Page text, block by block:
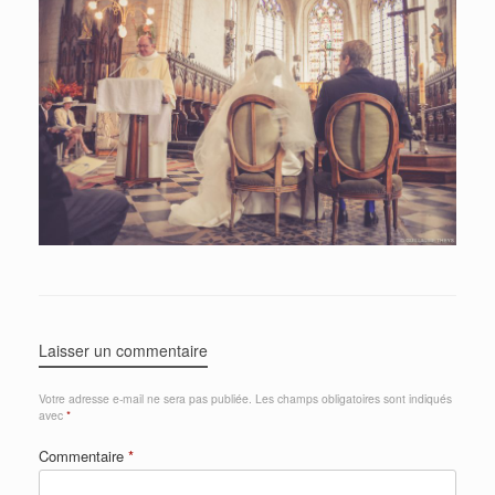
Laisser un commentaire
Votre adresse e-mail ne sera pas publiée. Les champs obligatoires sont indiqués
avec *
Commentaire *